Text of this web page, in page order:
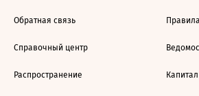
Обратная связь
Справочный центр
Распространение Капитал